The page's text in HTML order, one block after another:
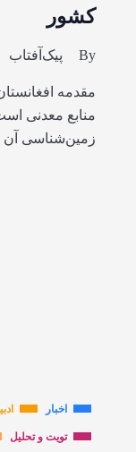
کشور
By پیک‌آفتاب
مقدمه
منابع معدنی
زمین‌شناسی آن
اخبار
تویت و تحلیل